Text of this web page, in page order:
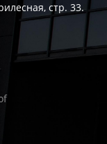
стр. 33.